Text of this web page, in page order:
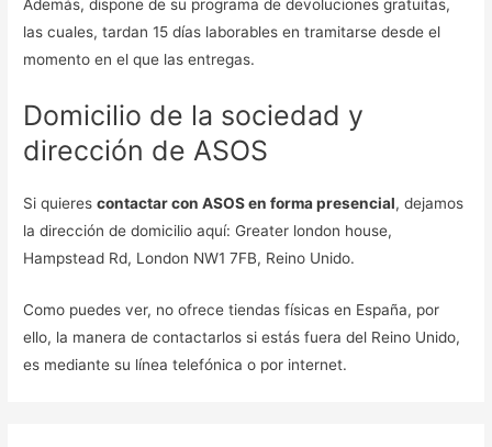
Además, dispone de su programa de devoluciones gratuitas,
las cuales, tardan 15 días laborables en tramitarse desde el
momento en el que las entregas.
Domicilio de la sociedad y
dirección de ASOS
Si quierescontactar con ASOS en forma presencial, dejamos
la dirección de domicilio aquí: Greater london house,
Hampstead Rd, London NW1 7FB, Reino Unido.
Como puedes ver, no ofrece tiendas físicas en España, por
ello, la manera de contactarlos si estás fuera del Reino Unido,
es mediante su línea telefónica o por internet.